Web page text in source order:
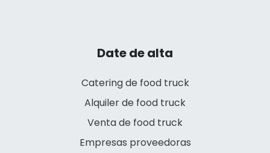
Date de alta
Catering de food truck
Alquiler de food truck
Venta de food truck
Empresas proveedoras